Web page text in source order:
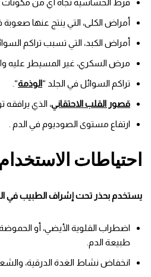
فرط الحساسية تجاه أي من مكونات
أمراض الكلى، التي ينتج عنها صعوبة
أمراض الكبد، التي تسبب تراكم
مرض السكري، غير المسيطر عليه
تراكم السوائل في الجلد “الوذمة“.
قصور القلب الاحتقاني، الذي يرافقه
ارتفاع مستوى الصوديوم في الدم .
احتياطات الاستخدام
يستخدم بحذر تحت إشراف الطبيب في
اضطراب القلوية الأيضي، أو
طبيعة الدم.
انخفاض نشاط الغدة الدرقية،